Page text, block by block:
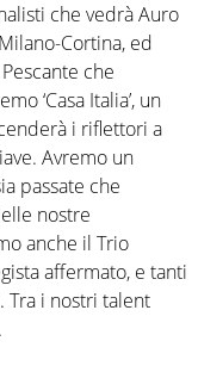
che vedrà Auro
Cortina, ed
che
‘Casa Italia’, un
i riflettori a
Avremo un
passate che
nostre
anche il Trio
affermato, e tanti
Tra i nostri talent